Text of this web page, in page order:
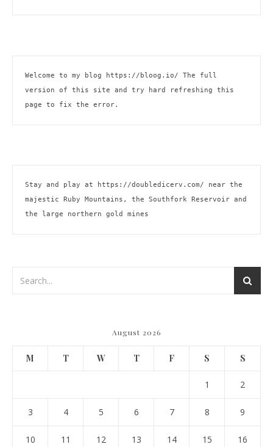
Welcome to my blog https://bloog.io/ The full
version of this site and try hard refreshing this
page to fix the error.
Stay and play at https://doubledicerv.com/ near the
majestic Ruby Mountains, the Southfork Reservoir and
the large northern gold mines
August 2026
M T W T F S S
1 2
3 4 5 6 7 8 9
10 11 12 13 14 15 16